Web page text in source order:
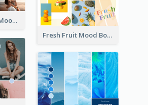
Romantic Love Mood Board
Fresh Fruit Mood Board